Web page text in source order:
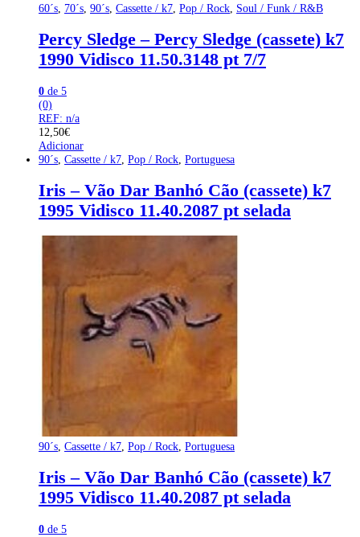
60´s, 70´s, 90´s, Cassette / k7, Pop / Rock, Soul / Funk / R&B
Percy Sledge – Percy Sledge (cassete) k7
1990 Vidisco 11.50.3148 pt 7/7
0 de 5
(0)
REF: n/a
12,50€
Adicionar
90´s Cassette / k7 Pop / Rock Portuguesa
Iris – Vão Dar Banhó Cão (cassete) k7
1995 Vidisco 11.40.2087 pt selada
90´s Cassette / k7 Pop / Rock Portuguesa
Iris – Vão Dar Banhó Cão (cassete) k7
1995 Vidisco 11.40.2087 pt selada
0 de 5